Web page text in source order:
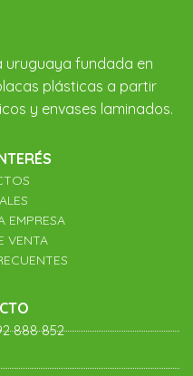
uruguaya fundada en
plásticas a partir
y envases laminados.
EMPRESA
VENTA
888 852